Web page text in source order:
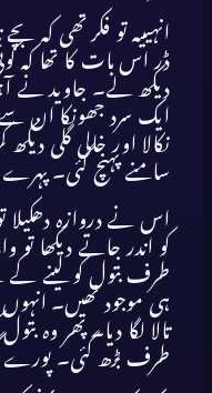
انہیںیہ تو فکر تھی کہ
ڈر اس بات کا تھا کہ
دیکھ لے۔ جاوید نے
ایک سرد جھونکا ان سے
نکالا اور خالی گلی
سامنے پہنچ گئی۔
اس نے دروازہ دھکیلا
کو اندر جاتے دیکھا
طرف بتول کو لینے
ہی موجود تھیں۔
تالا لگا دیا۔ پھر وہ
طرف بڑھ گئی۔ پورے